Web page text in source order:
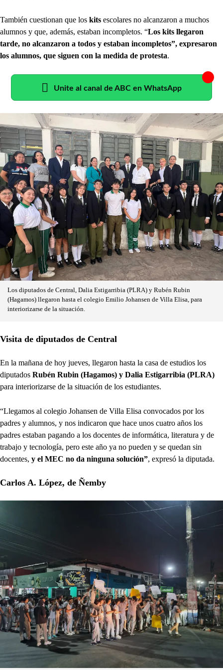
También cuestionan que los kits escolares no alcanzaron a muchos
alumnos y que, además, estaban incompletos. “Los kits llegaron
tarde, no alcanzaron a todos y estaban incompletos”, expresaron
los alumnos, que siguen con la medida de protesta.
Unite al canal de ABC en WhatsApp
Los diputados de Central, Dalia Estigarribia (PLRA) y Rubén Rubin
(Hagamos) llegaron hasta el colegio Emilio Johansen de Villa Elisa, para
interiorizarse de la situación.
Visita de diputados de Central
En la mañana de hoy jueves, llegaron hasta la casa de estudios los
diputados Rubén Rubin (Hagamos) y Dalia Estigarribia (PLRA)
para interiorizarse de la situación de los estudiantes.
“Llegamos al colegio Johansen de Villa Elisa convocados por los
padres y alumnos, y nos indicaron que hace unos cuatro años los
padres estaban pagando a los docentes de informática, literatura y de
trabajo y tecnología, pero este año ya no pueden y se quedan sin
docentes, y el MEC no da ninguna solución”, expresó la diputada.
Carlos A. López, de Ñemby